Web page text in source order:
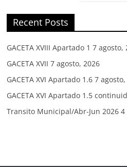
Recent Posts
GACETA XVIII Apartado 1 7 agosto,
GACETA XVII 7 agosto, 2026
GACETA XVI Apartado 1.6 7
GACETA XVI Apartado 1.5
Transito Municipal/Abr-Jun 2026 4